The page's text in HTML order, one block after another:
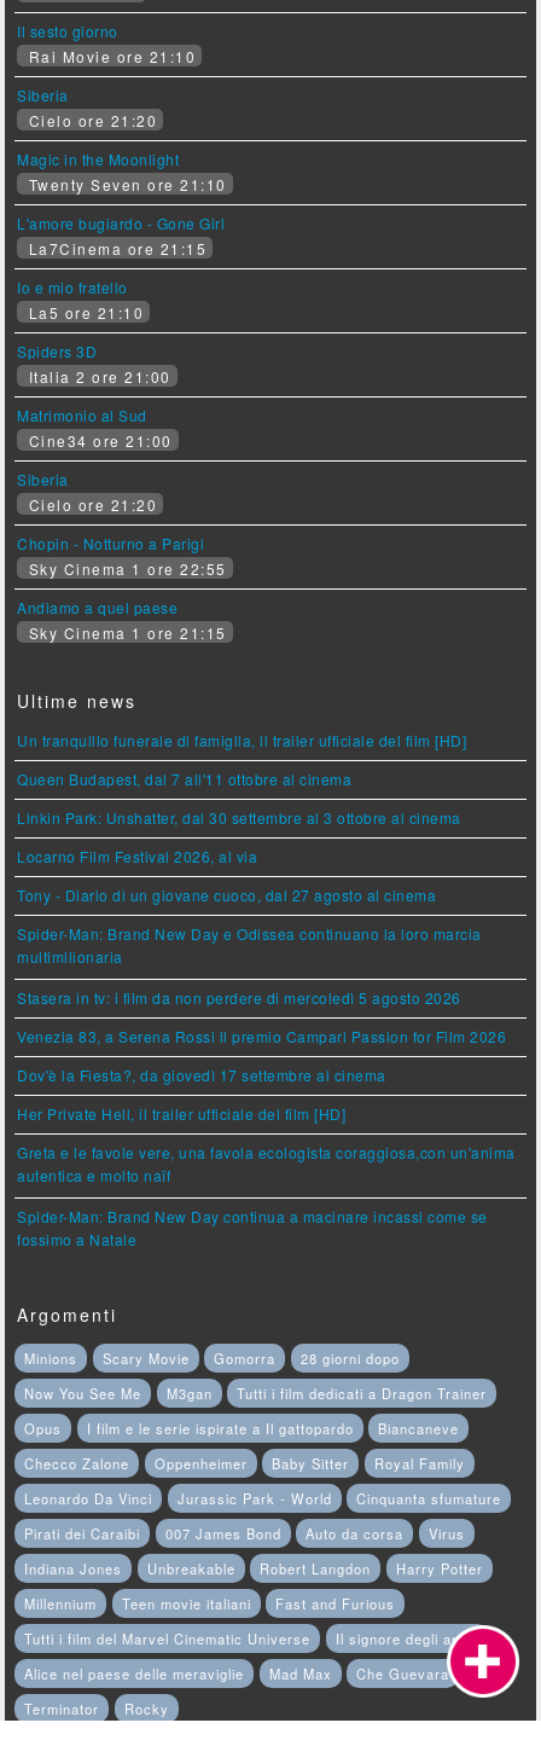
Il sesto giorno
Rai Movie ore 21:10
Siberia
Cielo ore 21:20
Magic in the Moonlight
Twenty Seven ore 21:10
L'amore bugiardo - Gone Girl
La7Cinema ore 21:15
Io e mio fratello
La5 ore 21:10
Spiders 3D
Italia 2 ore 21:00
Matrimonio al Sud
Cine34 ore 21:00
Siberia
Cielo ore 21:20
Chopin - Notturno a Parigi
Sky Cinema 1 ore 22:55
Andiamo a quel paese
Sky Cinema 1 ore 21:15
Ultime news
Un tranquillo funerale di famiglia, il trailer ufficiale del film [HD]
Queen Budapest, dal 7 all'11 ottobre al cinema
Linkin Park: Unshatter, dal 30 settembre al 3 ottobre al cinema
Locarno Film Festival 2026, al via
Tony - Diario di un giovane cuoco, dal 27 agosto al cinema
Spider-Man: Brand New Day e Odissea continuano la loro marcia
multimilionaria
Stasera in tv: i film da non perdere di mercoledì 5 agosto 2026
Venezia 83, a Serena Rossi il premio Campari Passion for Film 2026
Dov'è la Fiesta?, da giovedì 17 settembre al cinema
Her Private Hell, il trailer ufficiale del film [HD]
Greta e le favole vere, una favola ecologista coraggiosa,con un'anima
autentica e molto naïf
Spider-Man: Brand New Day continua a macinare incassi come se
fossimo a Natale
Argomenti
Minions Scary Movie Gomorra
28 giorni dopo
Now You See Me
M3gan
Tutti i film dedicati a Dragon Trainer
Opus
I film e le serie ispirate a Il gattopardo
Biancaneve
Checco Zalone
Oppenheimer Baby Sitter
Royal Family
Leonardo Da Vinci
Jurassic Park - World
Cinquanta sfumature
Pirati dei Caraibi
007 James Bond Auto da corsa
Virus
Indiana Jones
Unbreakable Robert Langdon
Harry Potter
Millennium
Teen movie italiani
Fast and Furious
Tutti i film del Marvel Cinematic Universe
Il signore degli anelli
Alice nel paese delle meraviglie
Mad Max
Che Guevara
Terminator
Rocky